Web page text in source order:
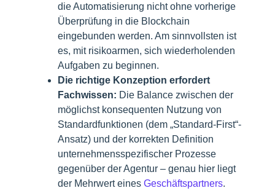
die Automatisierung nicht ohne vorherige
Überprüfung in die Blockchain
eingebunden werden. Am sinnvollsten ist
es, mit risikoarmen, sich wiederholenden
Aufgaben zu beginnen.
Die richtige Konzeption erfordert
Fachwissen: Die Balance zwischen der
möglichst konsequenten Nutzung von
Standardfunktionen (dem „Standard-First“-
Ansatz) und der korrekten Definition
unternehmensspezifischer Prozesse
gegenüber der Agentur – genau hier liegt
der Mehrwert eines Geschäftspartners.